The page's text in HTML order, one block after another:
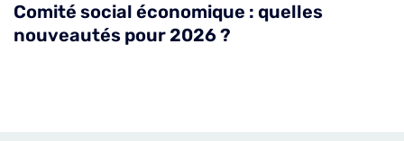
Comité social économique : quelles
nouveautés pour 2026 ?